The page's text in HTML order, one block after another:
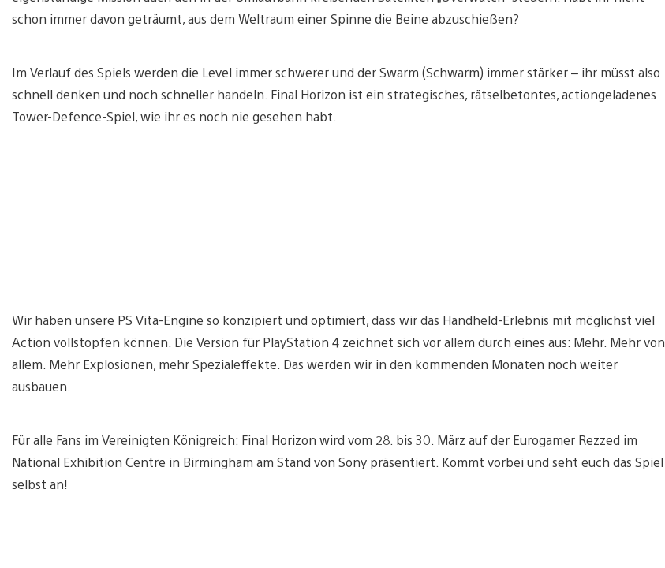
schon immer davon geträumt, aus dem Weltraum einer Spinne die Beine abzuschießen?
Im Verlauf des Spiels werden die Level immer schwerer und der Swarm (Schwarm) immer stärker – ihr müsst also
schnell denken und noch schneller handeln. Final Horizon ist ein strategisches, rätselbetontes, actiongeladenes
Tower-Defence-Spiel, wie ihr es noch nie gesehen habt.
Wir haben unsere PS Vita-Engine so konzipiert und optimiert, dass wir das Handheld-Erlebnis mit möglichst viel
Action vollstopfen können. Die Version für PlayStation 4 zeichnet sich vor allem durch eines aus: Mehr. Mehr von
allem. Mehr Explosionen, mehr Spezialeffekte. Das werden wir in den kommenden Monaten noch weiter
ausbauen.
Für alle Fans im Vereinigten Königreich: Final Horizon wird vom 28. bis 30. März auf der Eurogamer Rezzed im
National Exhibition Centre in Birmingham am Stand von Sony präsentiert. Kommt vorbei und seht euch das Spiel
selbst an!